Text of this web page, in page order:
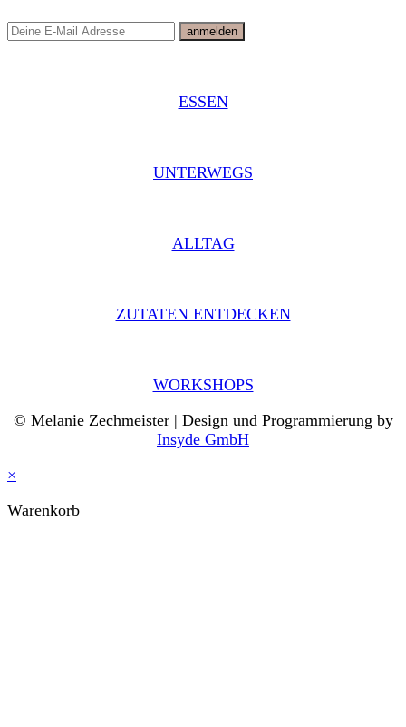
ESSEN
UNTERWEGS
ALLTAG
ZUTATEN ENTDECKEN
WORKSHOPS
© Melanie Zechmeister | Design und Programmierung by
Insyde GmbH
×
Warenkorb